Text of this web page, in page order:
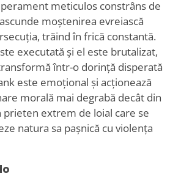
meticulos constrâns de
moștenirea evreiască
trăind în frică constantă.
executată și el este brutalizat,
într-o dorință disperată
este emoțional și acționează
morală mai degrabă decât din
prieten extrem de loial care se
natura sa pașnică cu violența